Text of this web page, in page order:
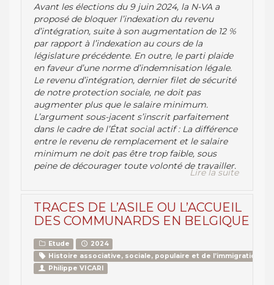
Avant les élections du 9 juin 2024, la N-VA a
proposé de bloquer l’indexation du revenu
d’intégration, suite à son augmentation de 12 %
par rapport à l’indexation au cours de la
législature précédente. En outre, le parti plaide
en faveur d’une norme d’indemnisation légale.
Le revenu d’intégration, dernier filet de sécurité
de notre protection sociale, ne doit pas
augmenter plus que le salaire minimum.
L’argument sous-jacent s’inscrit parfaitement
dans le cadre de l’État social actif : La différence
entre le revenu de remplacement et le salaire
minimum ne doit pas être trop faible, sous
peine de décourager toute volonté de travailler.
Lire la suite
TRACES DE L’ASILE OU L’ACCUEIL
DES COMMUNARDS EN BELGIQUE
Etude
2024
Histoire associative, sociale, populaire et de l’immigration
Philippe VICARI